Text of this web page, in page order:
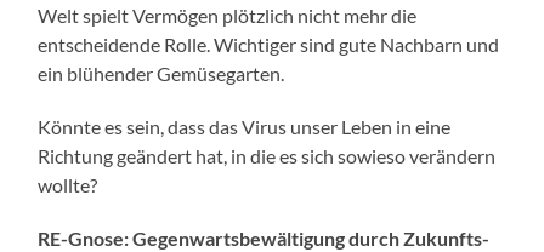
Welt spielt Vermögen plötzlich nicht mehr die
entscheidende Rolle. Wichtiger sind gute Nachbarn und
ein blühender Gemüsegarten.
Könnte es sein, dass das Virus unser Leben in eine
Richtung geändert hat, in die es sich sowieso verändern
wollte?
RE-Gnose: Gegenwartsbewältigung durch Zukunfts-